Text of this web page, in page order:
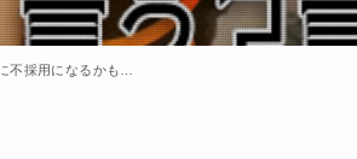
不採用になるかも…